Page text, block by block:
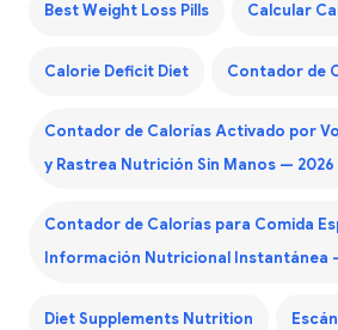
Best Weight Loss Pills Calcular
Calorie Deficit Diet Contador de
Contador de Calorías Activado por
y Rastrea Nutrición Sin Manos — 2026
Contador de Calorías para Comida
Información Nutricional Instantánea
Diet Supplements Nutrition